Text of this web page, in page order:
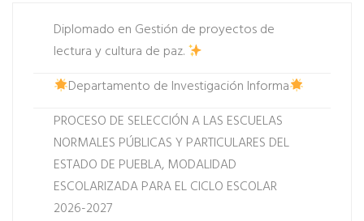
Diplomado en Gestión de proyectos de
lectura y cultura de paz.
Departamento de Investigación Informa
PROCESO DE SELECCIÓN A LAS ESCUELAS
NORMALES PÚBLICAS Y PARTICULARES DEL
ESTADO DE PUEBLA, MODALIDAD
ESCOLARIZADA PARA EL CICLO ESCOLAR
2026-2027